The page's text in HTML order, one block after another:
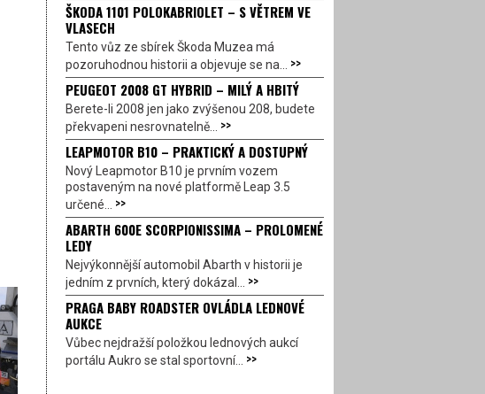
ŠKODA 1101 POLOKABRIOLET – S VĚTREM VE
VLASECH
Tento vůz ze sbírek Škoda Muzea má
pozoruhodnou historii a objevuje se na... >>
PEUGEOT 2008 GT HYBRID – MILÝ A HBITÝ
Berete-li 2008 jen jako zvýšenou 208, budete
překvapeni nesrovnatelně... >>
LEAPMOTOR B10 – PRAKTICKÝ A DOSTUPNÝ
Nový Leapmotor B10 je prvním vozem
postaveným na nové platformě Leap 3.5
určené... >>
ABARTH 600E SCORPIONISSIMA – PROLOMENÉ
LEDY
Nejvýkonnější automobil Abarth v historii je
jedním z prvních, který dokázal... >>
PRAGA BABY ROADSTER OVLÁDLA LEDNOVÉ
AUKCE
Vůbec nejdražší položkou lednových aukcí
portálu Aukro se stal sportovní... >>